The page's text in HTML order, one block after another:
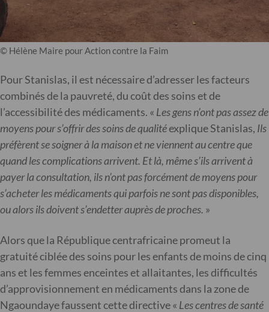
© Hélène Maire pour Action contre la Faim
Pour Stanislas, il est nécessaire d’adresser les facteurs
combinés de la pauvreté, du coût des soins et de
l’accessibilité des médicaments. « Les gens n’ont pas assez de
moyens pour s’offrir des soins de qualitéexplique Stanislas, Ils
préfèrent se soigner à la maison et ne viennent au centre que
quand les complications arrivent. Et là, même s’ils arrivent à
payer la consultation, ils n’ont pas forcément de moyens pour
s’acheter les médicaments qui parfois ne sont pas disponibles,
ou alors ils doivent s’endetter auprès de proches. »
Alors que la République centrafricaine promeut la
gratuité ciblée des soins pour les enfants de moins de cinq
ans et les femmes enceintes et allaitantes, les difficultés
d’approvisionnement en médicaments dans la zone de
Ngaoundaye faussent cette directive « Les centres de santé